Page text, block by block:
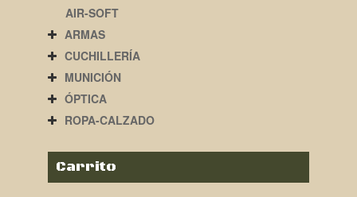
AIR-SOFT
ARMAS
CUCHILLERÍA
MUNICIÓN
ÓPTICA
ROPA-CALZADO
Carrito